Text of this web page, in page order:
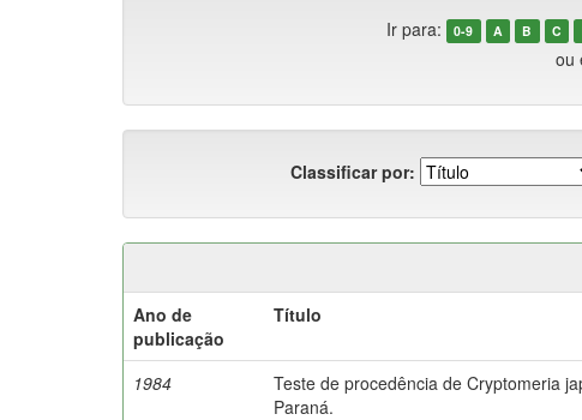
Ir para: 0-9 A B C
ou
Classificar por:
Ano de
publicação
Título
1984
Teste de procedência de Cryptomeria
Paraná.